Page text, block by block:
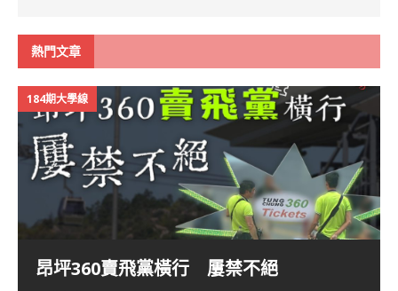
熱門文章
184期大學線
昂坪360賣飛黨橫行 屢禁不絕